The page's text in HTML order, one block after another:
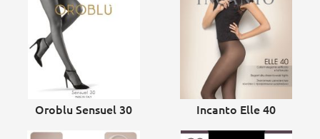
Oroblu Sensuel 30 Incanto Elle 40